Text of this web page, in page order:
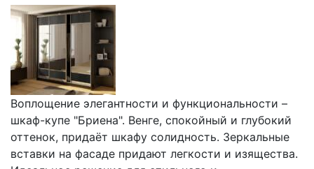
Воплощение элегантности и функциональности –
шкаф-купе "Бриена". Венге, спокойный и глубокий
оттенок, придаёт шкафу солидность. Зеркальные
вставки на фасаде придают легкости и изящества.